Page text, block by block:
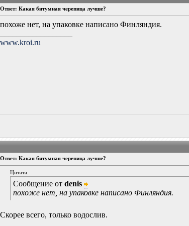
Ответ: Какая битумная черепица лучше?
похоже нет, на упаковке написано Финляндия.
www.kroi.ru
Ответ: Какая битумная черепица лучше?
Цитата:
Сообщение отdenis
похоже нет, на упаковке написано Финляндия.
Скорее всего, только водослив.